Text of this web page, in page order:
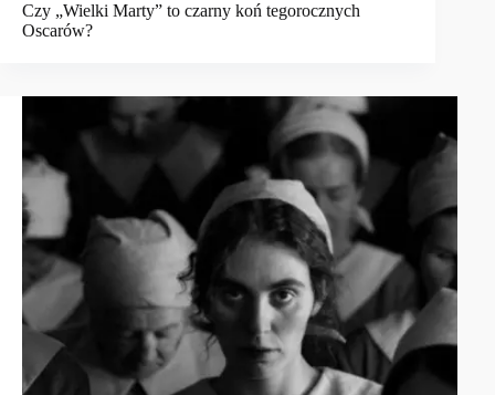
Czy „Wielki Marty” to czarny koń tegorocznych
Oscarów?